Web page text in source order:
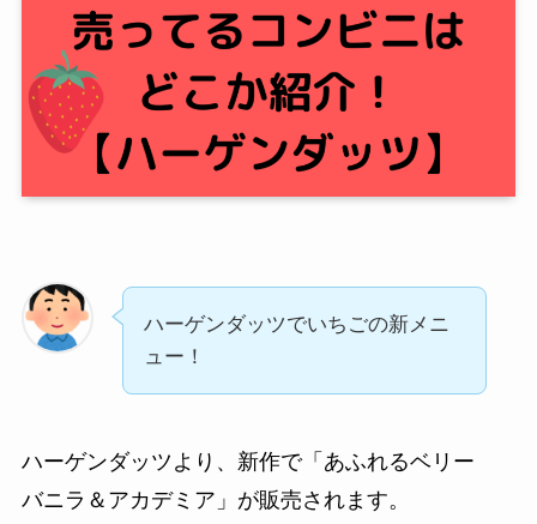
ハーゲンダッツでいちごの新メニ
ュー！
ハーゲンダッツより、新作で「あふれるベリー
バニラ＆アカデミア」が販売されます。